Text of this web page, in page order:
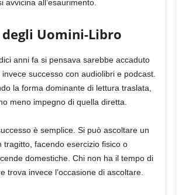
avvicina all’esaurimento.
Uomini-Libro
anni fa si pensava sarebbe accaduto
successo con audiolibri e podcast.
la forma dominante di lettura traslata,
meno impegno di quella diretta.
è semplice. Si può ascoltare un
tragitto, facendo esercizio fisico o
domestiche. Chi non ha il tempo di
trova invece l’occasione di ascoltare.